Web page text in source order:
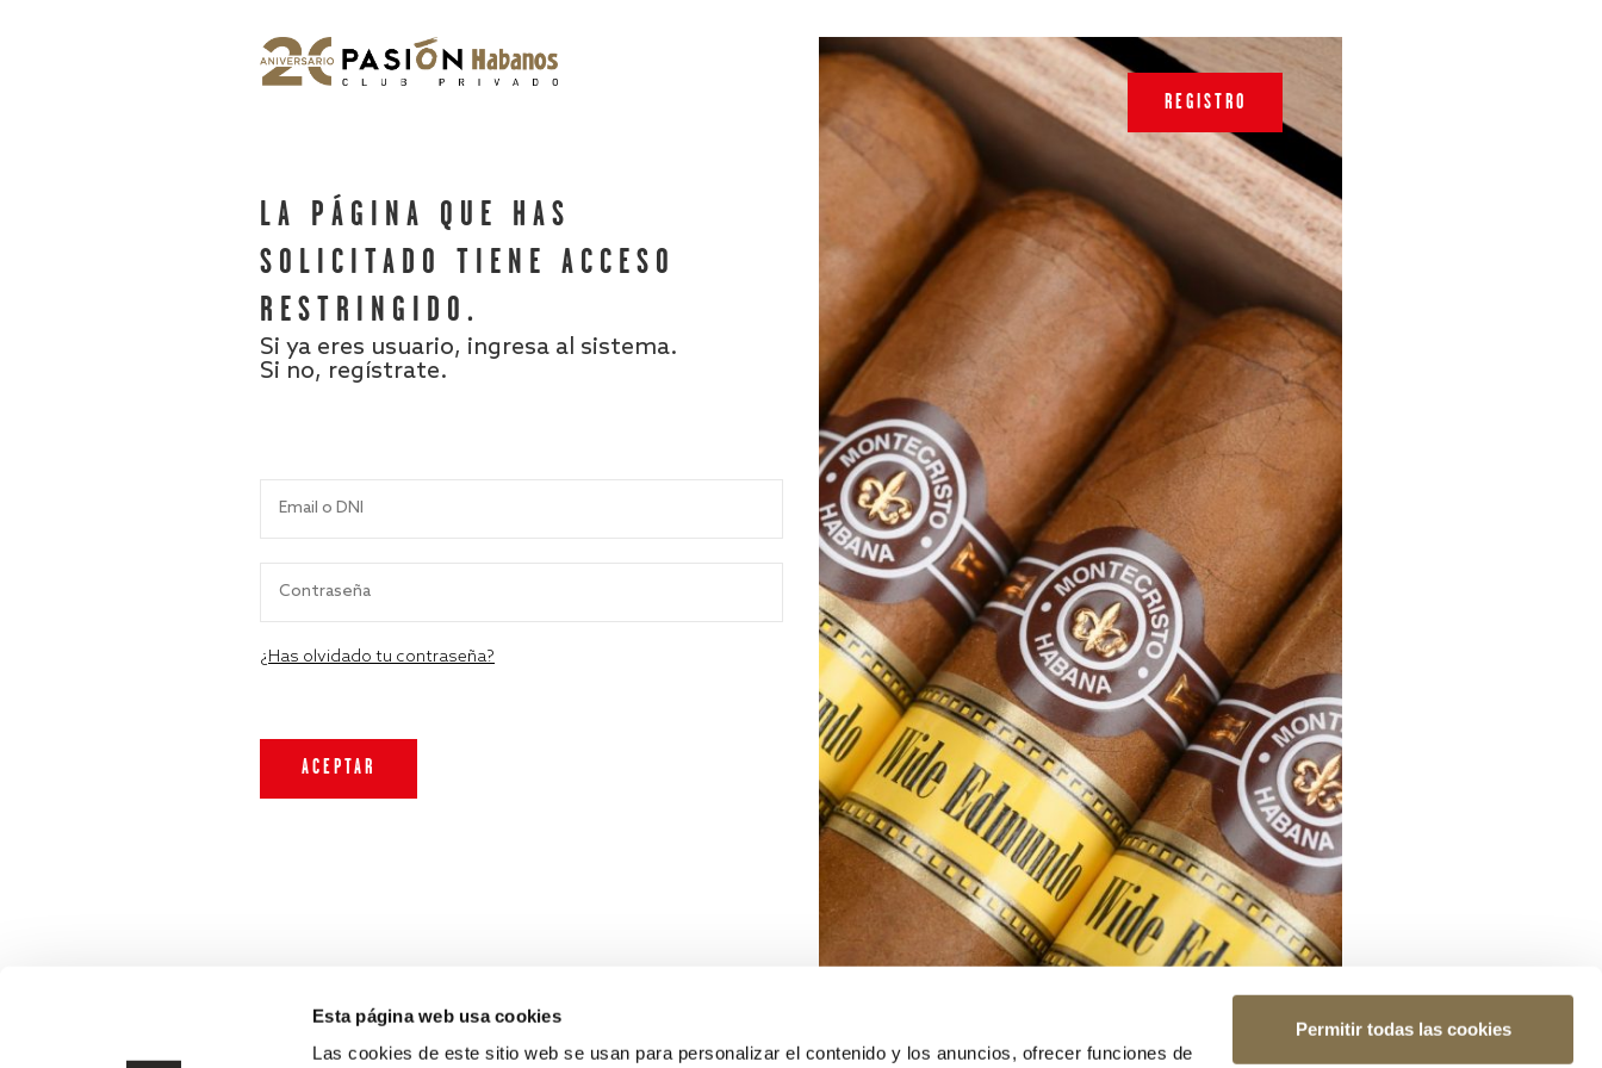
Esta página web usa cookies
Las cookies de este sitio web se usan para personalizar el contenido y los anuncios, ofrecer funciones de
Permitir todas las cookies
LA PÁGINA QUE HAS
SOLICITADO TIENE ACCESO
RESTRINGIDO.
Si ya eres usuario, ingresa al sistema.
Si no, regístrate.
¿Has olvidado tu contraseña?
REGISTRO